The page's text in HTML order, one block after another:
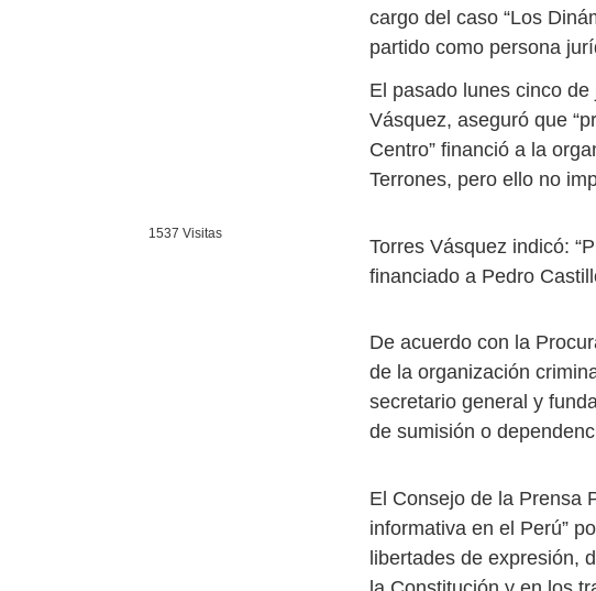
1537 Visitas
cargo del caso “Los
partido como persona
El pasado lunes cinco
Vásquez, aseguró que
Centro” financió a la
Terrones, pero ello no
Torres Vásquez indicó:
financiado a Pedro
De acuerdo con la
de la organización
secretario general y
de sumisión o
El Consejo de la Prensa
informativa en el Perú”
libertades de expresión,